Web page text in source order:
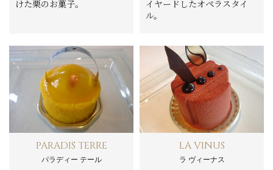
けた栗のお菓子。
イヤードしたオペラスタイ
ル。
PARADIS TERRE
パラディー テール
LA VINUS
ラ ヴィーナス